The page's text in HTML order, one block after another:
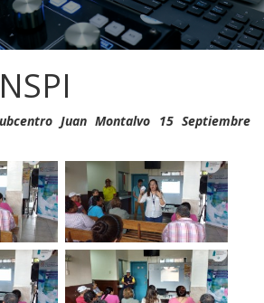
Juan Montalvo 15 Septiembre